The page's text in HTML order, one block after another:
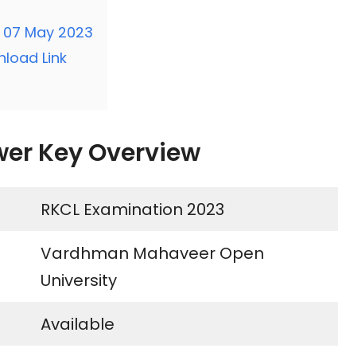
May 2023
Link
Key Overview
RKCL Examination 2023
Vardhman Mahaveer Open
University
Available